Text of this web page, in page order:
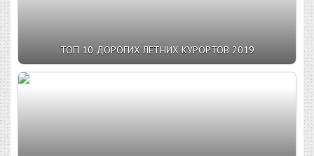
ТОП 10 ДОРОГИХ ЛЕТНИХ КУРОРТОВ 2019